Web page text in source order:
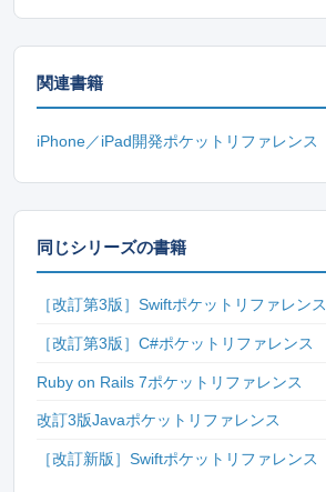
関連書籍
iPhone／iPad開発ポケットリファレンス
同じシリーズの書籍
［改訂第3版］Swiftポケットリファレンス
［改訂第3版］C#ポケットリファレンス
Ruby on Rails 7ポケットリファレンス
改訂3版Javaポケットリファレンス
［改訂新版］Swiftポケットリファレンス